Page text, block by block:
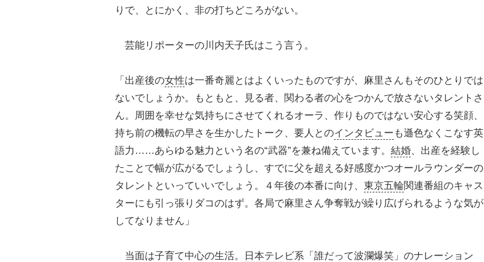
りで、とにかく、非の打ちどころがない。
芸能リポーターの川内天子氏はこう言う。
「出産後の女性は一番奇麗とはよくいったものですが、麻里さんもそのひとりでは
ないでしょうか。もともと、見る者、関わる者の心をつかんで放さないタレントさ
ん。周囲を幸せな気持ちにさせてくれるオーラ、作りものではない安心する笑顔、
持ち前の機転の早さを生かしたトーク、要人とのインタビュー も遜色なくこなす英
語力……あらゆる魅力という名の“武器”を兼ね備えています。 結婚、出産を経験し
たことで幅が広がるでしょうし、すでに父を超える好感度かつオールラウンダーの
タレントといっていいでしょう。４年後の本番に向け、 東京五輪関連番組のキャス
ターにも引っ張りダコのはず。各局で麻里さん争奪戦が繰り広げられるような気が
してなりません」
当面は子育て中心の生活。 日本テレビ系「誰だって波瀾爆笑」のナレーション